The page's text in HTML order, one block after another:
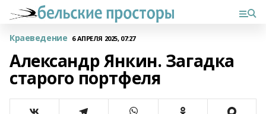
Краеведение 6 АПРЕЛЯ 2025, 07:27
Александр Янкин. Загадка
старого портфеля